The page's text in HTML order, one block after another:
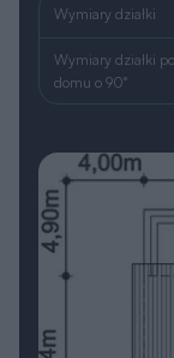
Wymiary działki
Wymiary działki
domu o 90°